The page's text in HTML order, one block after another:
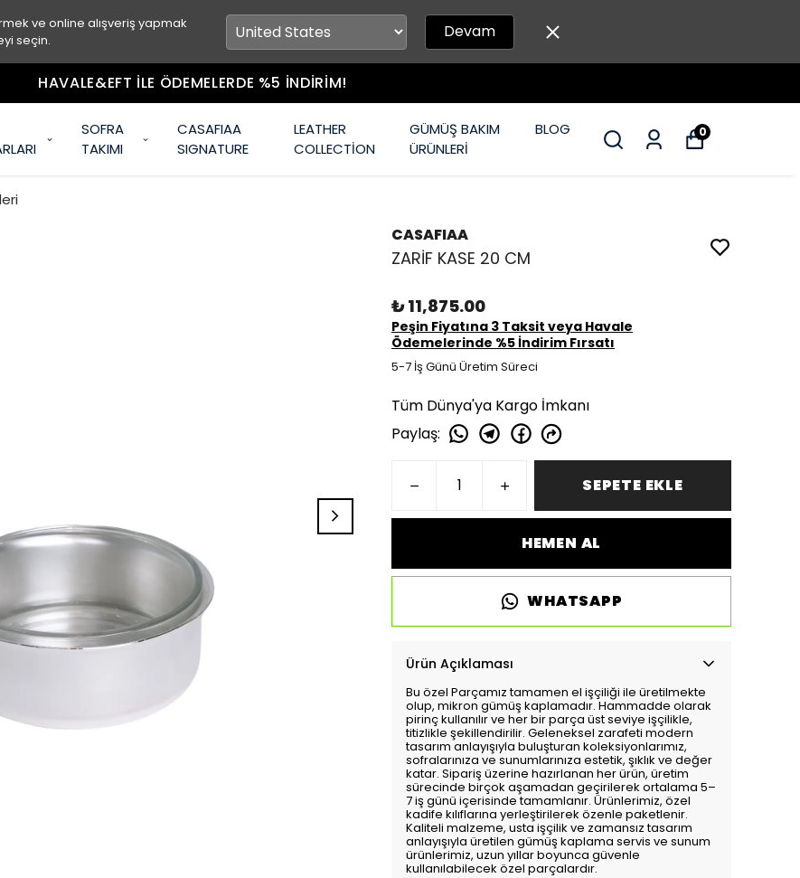
ve online alışveriş yapmak
seçin.
Devam
HAVALE&EFT İLE ÖDEMELERDE %5 İNDİRİM!
SOFRA
TAKIMI
CASAFIAA
SIGNATURE
LEATHER
COLLECTİON
GÜMÜŞ BAKIM
ÜRÜNLERİ
BLOG 0
CASAFIAA
ZARİF KASE 20 CM
₺ 11,875.00
Peşin Fiyatına 3 Taksit veya Havale
Ödemelerinde %5 İndirim Fırsatı
5-7 İş Günü Üretim Süreci
Tüm Dünya'ya Kargo İmkanı
Paylaş:
SEPETE EKLE
HEMEN AL
WHATSAPP
Ürün Açıklaması
Bu özel Parçamız tamamen el işçiliği ile üretilmekte
olup, mikron gümüş kaplamadır. Hammadde olarak
pirinç kullanılır ve her bir parça üst seviye işçilikle,
titizlikle şekillendirilir. Geleneksel zarafeti modern
tasarım anlayışıyla buluşturan koleksiyonlarımız,
sofralarınıza ve sunumlarınıza estetik, şıklık ve değer
katar. Sipariş üzerine hazırlanan her ürün, üretim
sürecinde birçok aşamadan geçirilerek ortalama 5–
7 iş günü içerisinde tamamlanır. Ürünlerimiz, özel
kadife kılıflarına yerleştirilerek özenle paketlenir.
Kaliteli malzeme, usta işçilik ve zamansız tasarım
anlayışıyla üretilen gümüş kaplama servis ve sunum
ürünlerimiz, uzun yıllar boyunca güvenle
kullanılabilecek özel parçalardır.